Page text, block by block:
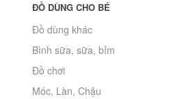
ĐỒ DÙNG CHO BÉ
Đồ dùng khác
Bình sữa, sữa, bỉm
Đồ chơi
Móc, Làn, Chậu